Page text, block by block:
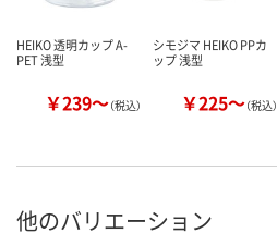
HEIKO 透明カップ A-
PET 浅型
￥239～（税込）
シモジマ HEIKO PPカ
ップ 浅型
￥225～（税込）
他のバリエーション